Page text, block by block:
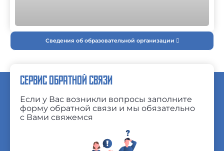
Сведения об образовательной организации
СЕРВИС ОБРАТНОЙ СВЯЗИ
Если у Вас возникли вопросы заполните
форму обратной связи и мы обязательно
с Вами свяжемся